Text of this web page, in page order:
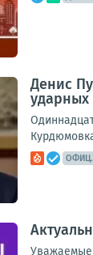
Денис
ОФИЦ.
Уважаемые